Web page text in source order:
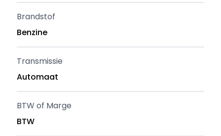
Brandstof
Benzine
Transmissie
Automaat
BTW of Marge
BTW